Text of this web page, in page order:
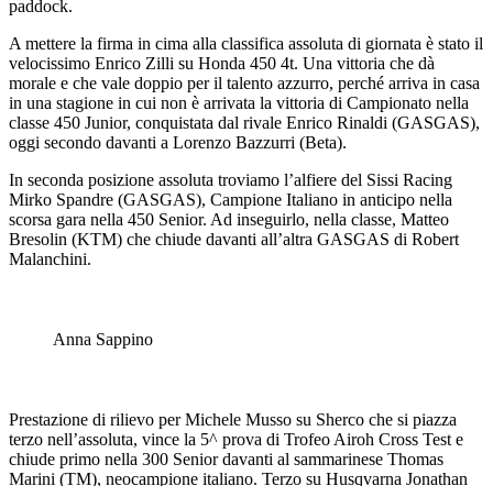
paddock.
A mettere la firma in cima alla classifica assoluta di giornata è stato il
velocissimo Enrico Zilli su Honda 450 4t. Una vittoria che dà
morale e che vale doppio per il talento azzurro, perché arriva in casa
in una stagione in cui non è arrivata la vittoria di Campionato nella
classe 450 Junior, conquistata dal rivale Enrico Rinaldi (GASGAS),
oggi secondo davanti a Lorenzo Bazzurri (Beta).
In seconda posizione assoluta troviamo l’alfiere del Sissi Racing
Mirko Spandre (GASGAS), Campione Italiano in anticipo nella
scorsa gara nella 450 Senior. Ad inseguirlo, nella classe, Matteo
Bresolin (KTM) che chiude davanti all’altra GASGAS di Robert
Malanchini.
Anna Sappino
Prestazione di rilievo per Michele Musso su Sherco che si piazza
terzo nell’assoluta, vince la 5^ prova di Trofeo Airoh Cross Test e
chiude primo nella 300 Senior davanti al sammarinese Thomas
Marini (TM), neocampione italiano. Terzo su Husqvarna Jonathan